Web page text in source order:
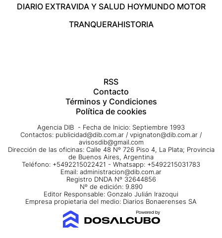
DIARIO EXTRAVIDA Y SALUD HOYMUNDO MOTOR
TRANQUERAHISTORIA
RSS
Contacto
Términos y Condiciones
Política de cookies
Agencia DIB - Fecha de Inicio: Septiembre 1993
Contactos: publicidad@dib.com.ar / vpignaton@dib.com.ar /
avisosdib@gmail.com
Dirección de las oficinas: Calle 48 Nº 726 Piso 4, La Plata; Provincia
de Buenos Aires, Argentina
Teléfono: +5492215022421 - Whatsapp: +5492215031783
Email: administracion@dib.com.ar
Registro DNDA Nº 32644856
Nº de edición: 9.890
Editor Responsable: Gonzalo Julián Irazoqui
Empresa propietaria del medio: Diarios Bonaerenses SA